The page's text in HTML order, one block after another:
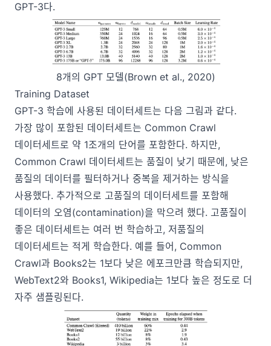
GPT-3다.
8개의 GPT 모델(Brown et al., 2020)
Training Dataset
GPT-3 학습에 사용된 데이터세트는 다음 그림과 같다.
가장 많이 포함된 데이터세트는 Common Crawl
데이터세트로 약 1조개의 단어를 포함한다. 하지만,
Common Crawl 데이터세트는 품질이 낮기 때문에, 낮은
품질의 데이터를 필터하거나 중복을 제거하는 방식을
사용했다. 추가적으로 고품질의 데이터세트를 포함해
데이터의 오염(contamination)을 막으려 했다. 고품질이
좋은 데이터세트는 여러 번 학습하고, 저품질의
데이터세트는 적게 학습한다. 예를 들어, Common
Crawl과 Books2는 1보다 낮은 에포크만큼 학습되지만,
WebText2와 Books1, Wikipedia는 1보다 높은 정도로 더
자주 샘플링된다.